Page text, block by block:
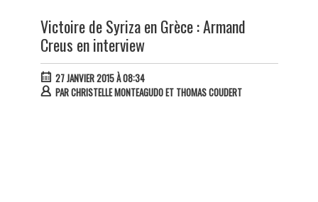
Victoire de Syriza en Grèce : Armand
Creus en interview
27 JANVIER 2015 À 08:34
PARCHRISTELLE MONTEAGUDO ET THOMAS COUDERT